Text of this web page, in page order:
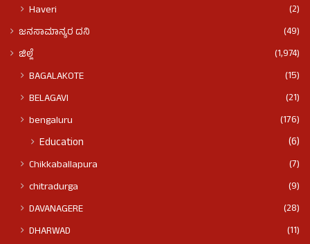
Haveri (2)
ಜನಸಾಮಾನ್ಯರ ದನಿ
(49)
ಜಿಲ್ಲೆ
(1,974)
BAGALAKOTE
(15)
BELAGAVI
(21)
bengaluru
(176)
Education (6)
Chikkaballapura
(7)
chitradurga
(9)
DAVANAGERE
(28)
DHARWAD
(11)